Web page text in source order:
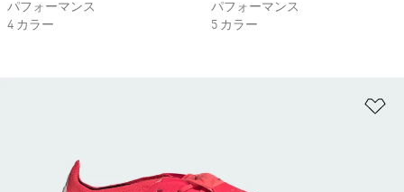
パフォーマンス
4 カラー
パフォーマンス
5 カラー